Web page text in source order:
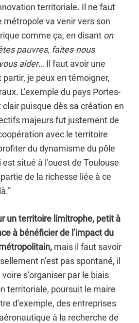
territoriale. Il ne faut
métropole va venir vers son
comme ça, en disant on
pauvres, faites-nous
aider… Il faut avoir une
je peux en témoigner,
L’exemple du pays Portes-
clair puisque dès sa création en
majeurs fut justement de
avec le territoire
du dynamisme du pôle
situé à l’ouest de Toulouse
de la richesse liée à ce
un territoire limitrophe, petit à
à bénéficier de l’impact du
mais il faut savoir
n’est pas spontané, il
s’organiser par le biais
territoriale, poursuit le maire
d’exemple, des entreprises
à la recherche de